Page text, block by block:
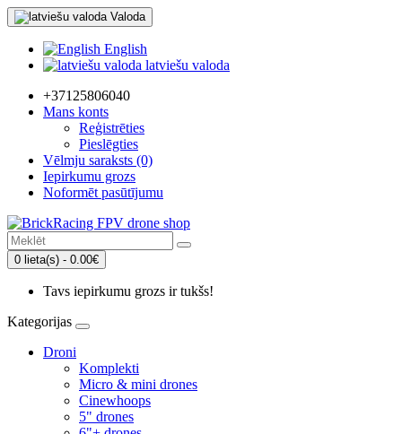
Valoda
English
latviešu valoda
+37125806040
Mans konts
Reģistrēties
Pieslēgties
Vēlmju saraksts (0)
Iepirkumu grozs
Noformēt pasūtījumu
0 lieta(s) - 0.00€
Tavs iepirkumu grozs ir tukšs!
Kategorijas
Droni
Komplekti
Micro & mini drones
Cinewhoops
5" drones